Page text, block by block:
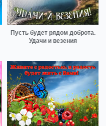
Пусть будет рядом доброта.
Удачи и везения